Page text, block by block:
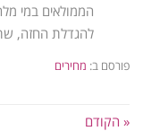
הממולאים במי
להגדלת החזה,
פורסם ב: מחירים
« הקודם